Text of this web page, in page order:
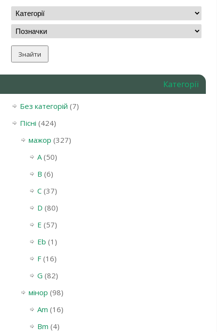
Категорії
Без категорій (7)
Пісні (424)
мажор (327)
A(50)
B (6)
C(37)
D (80)
E (57)
Eb (1)
F(16)
G (82)
мінор (98)
Am (16)
Bm (4)